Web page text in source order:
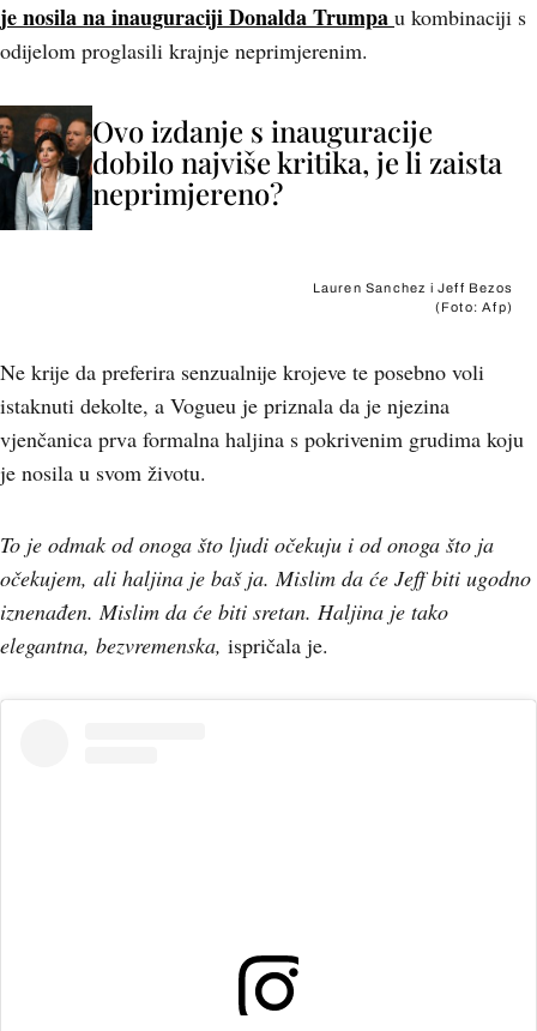
je nosila na inauguraciji Donalda Trumpa u kombinaciji s
odijelom proglasili krajnje neprimjerenim.
Ovo izdanje s inauguracije
dobilo najviše kritika, je li zaista
neprimjereno?
Lauren Sanchez i Jeff Bezos
(Foto: Afp)
Ne krije da preferira senzualnije krojeve te posebno voli
istaknuti dekolte, a Vogueu je priznala da je njezina
vjenčanica prva formalna haljina s pokrivenim grudima koju
je nosila u svom životu.
To je odmak od onoga što ljudi očekuju i od onoga što ja
očekujem, ali haljina je baš ja. Mislim da će Jeff biti ugodno
iznenađen. Mislim da će biti sretan. Haljina je tako
elegantna, bezvremenska, ispričala je.